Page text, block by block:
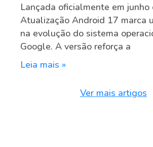
Lançada oficialmente em
Atualização Android 17 marca
na evolução do sistema
Google. A versão reforça a
Leia mais »
Ver mais artigos